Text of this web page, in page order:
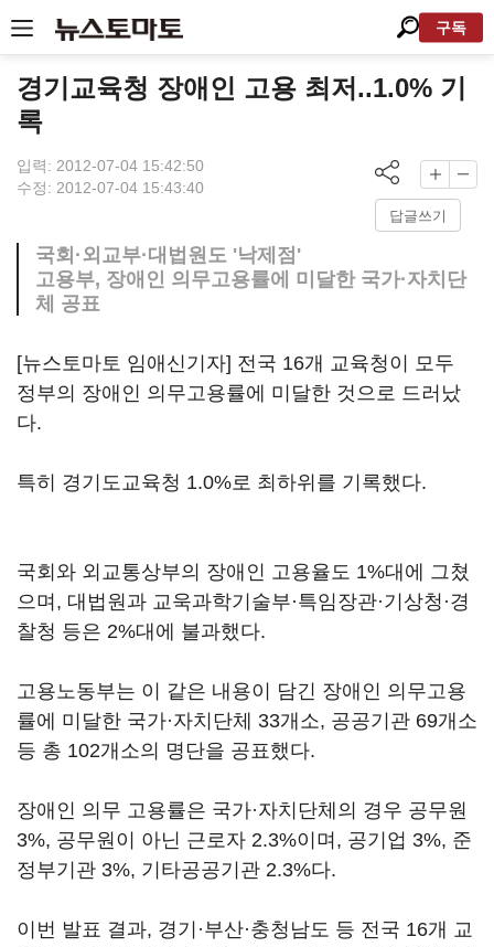
구독
경기교육청 장애인 고용 최저..1.0% 기
록
입력: 2012-07-04 15:42:50
수정: 2012-07-04 15:43:40
답글쓰기
국회·외교부·대법원도 '낙제점'
고용부, 장애인 의무고용률에 미달한 국가·자치단
체 공표
[뉴스토마토 임애신기자] 전국 16개 교육청이 모두
정부의 장애인 의무고용률에 미달한 것으로 드러났
다.
특히 경기도교육청 1.0%로 최하위를 기록했다.
국회와 외교통상부의 장애인 고용율도 1%대에 그쳤
으며, 대법원과 교욱과학기술부·특임장관·기상청·경
찰청 등은 2%대에 불과했다.
고용노동부는 이 같은 내용이 담긴 장애인 의무고용
률에 미달한 국가·자치단체 33개소, 공공기관 69개소
등 총 102개소의 명단을 공표했다.
장애인 의무 고용률은 국가·자치단체의 경우 공무원
3%, 공무원이 아닌 근로자 2.3%이며, 공기업 3%, 준
정부기관 3%, 기타공공기관 2.3%다.
이번 발표 결과, 경기·부산·충청남도 등 전국 16개 교